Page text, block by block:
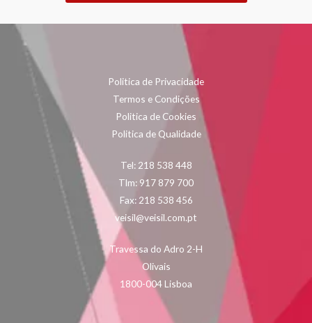
Politica de Privacidade
Termos e Condições
Politica de Cookies
Politica de Qualidade
Tel: 218 538 448
Tlm: 917 879 700
Fax: 218 538 456
veisil@veisil.com.pt
Travessa do Adro 2-H
Olivais
1800-004 Lisboa